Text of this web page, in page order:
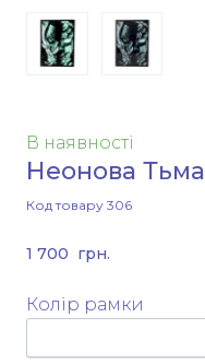
В наявності
Неонова Тьма
Код товару 306
1 700  грн.
Колір рамки